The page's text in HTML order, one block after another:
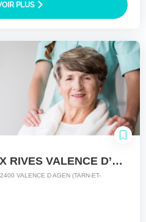
PLUS
EHPAD CH DES DEUX RIVES VALENCE D’AGEN
VALENCE D AGEN (TARN-ET-